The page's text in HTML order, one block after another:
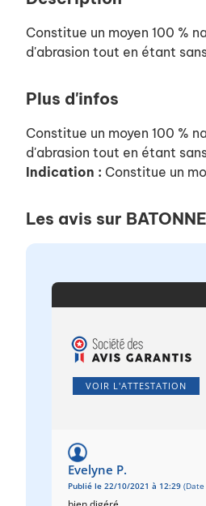
Constitue un moyen 100 %
d'abrasion tout en étant
Plus d'infos
Constitue un moyen 100 %
d'abrasion tout en étant
Indication : Constitue un
Les avis sur
VOIR L'ATTESTATION
Evelyne P.
Publié le 22/10/2021 à 12:29